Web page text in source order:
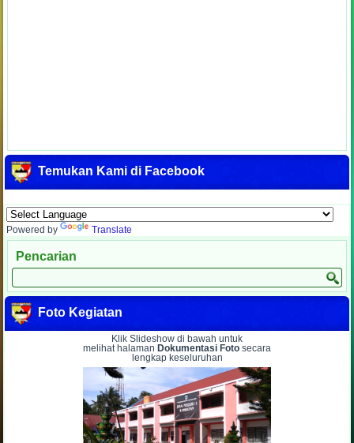
Temukan Kami di Facebook
Powered by Translate
Pencarian
Foto Kegiatan
Klik Slideshow di bawah untuk
melihat halaman Dokumentasi Foto secara
lengkap keseluruhan